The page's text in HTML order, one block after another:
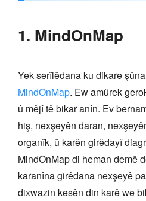
1. MindOnMap
Yek serîlêdana ku dikare
MindOnMap. Ew amûrek
û mêjî tê bikar anîn. Ev
hiş, nexşeyên daran,
organîk, û karên girêdayî
MindOnMap di heman demê
karanîna girêdana nexşeyê
dixwazin kesên din karê we